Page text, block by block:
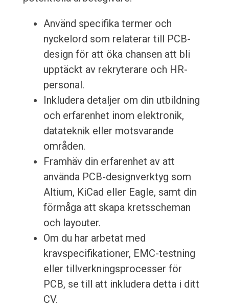
Använd specifika termer och
nyckelord som relaterar till PCB-
design för att öka chansen att bli
upptäckt av rekryterare och HR-
personal.
Inkludera detaljer om din utbildning
och erfarenhet inom elektronik,
datateknik eller motsvarande
områden.
Framhäv din erfarenhet av att
använda PCB-designverktyg som
Altium, KiCad eller Eagle, samt din
förmåga att skapa kretsscheman
och layouter.
Om du har arbetat med
kravspecifikationer, EMC-testning
eller tillverkningsprocesser för
PCB, se till att inkludera detta i ditt
CV.